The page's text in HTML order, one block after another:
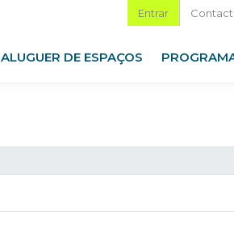
Entrar
ALUGUER DE ESPAÇOS